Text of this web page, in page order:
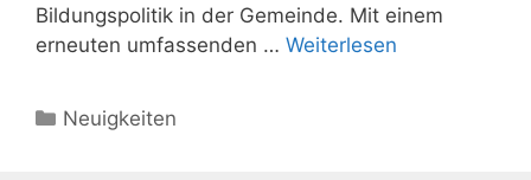
Bildungspolitik in der Gemeinde. Mit einem
erneuten umfassenden … Weiterlesen
Kategorien
Neuigkeiten